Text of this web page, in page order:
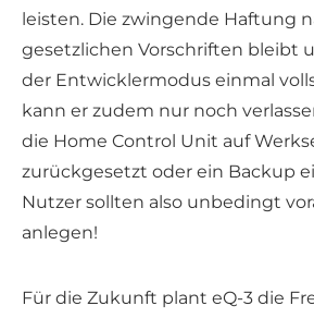
leisten. Die zwingende Haftung
gesetzlichen Vorschriften bleibt
der Entwicklermodus einmal
kann er zudem nur noch
die Home Control Unit auf
zurückgesetzt oder ein Backup
Nutzer sollten also unbedingt
anlegen!
Für die Zukunft plant eQ-3 die